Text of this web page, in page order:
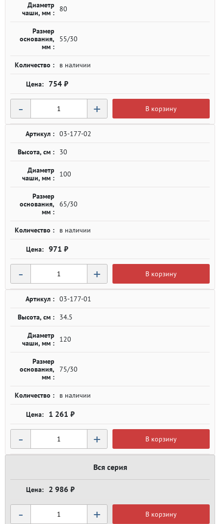
Диаметр
чаши, мм :
80
Размер
основания,
мм :
55/30
Количество : в наличии
754 ₽
- + В корзину
Артикул : 03-177-02
Высота, см : 30
Диаметр
чаши, мм :
100
Размер
основания,
мм :
65/30
Количество : в наличии
971 ₽
- + В корзину
Артикул : 03-177-01
Высота, см : 34.5
Диаметр
чаши, мм :
120
Размер
основания,
мм :
75/30
Количество : в наличии
1 261 ₽
- + В корзину
Вся серия
2 986 ₽
- + В корзину